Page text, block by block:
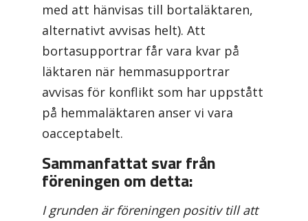
med att hänvisas till bortaläktaren,
alternativt avvisas helt). Att
bortasupportrar får vara kvar på
läktaren när hemmasupportrar
avvisas för konflikt som har uppstått
på hemmaläktaren anser vi vara
oacceptabelt.
Sammanfattat svar från
föreningen om detta:
I grunden är föreningen positiv till att